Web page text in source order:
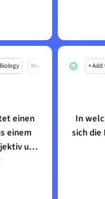
Mo
einen
einem
und
+
In
sich die